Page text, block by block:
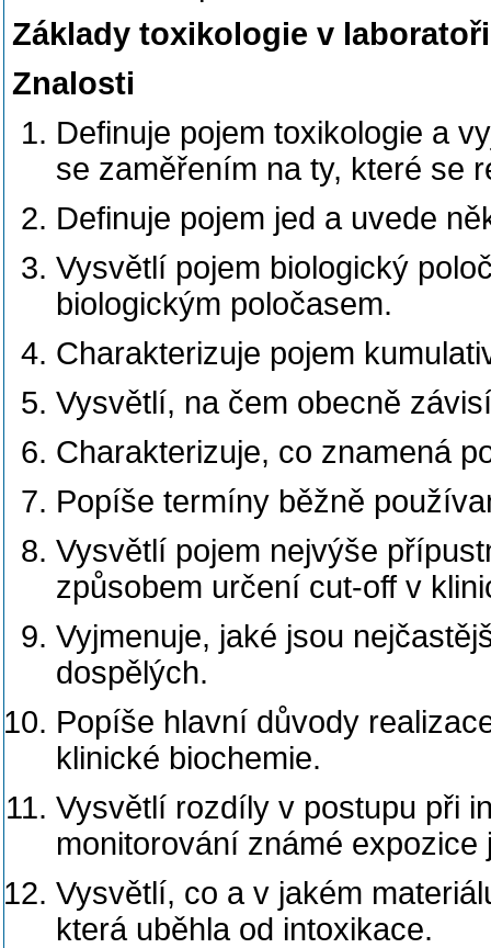
Základy toxikologie v
Znalosti
Definuje pojem toxikologie a
se zaměřením na ty, které se
Definuje pojem jed a uvede
Vysvětlí pojem biologický
biologickým poločasem.
Charakterizuje pojem
Vysvětlí, na čem obecně
Charakterizuje, co znamená
Popíše termíny běžně
Vysvětlí pojem nejvýše
způsobem určení cut-off v
Vyjmenuje, jaké jsou
dospělých.
Popíše hlavní důvody
klinické biochemie.
Vysvětlí rozdíly v postupu při
monitorování známé expozice
Vysvětlí, co a v jakém
která uběhla od intoxikace.